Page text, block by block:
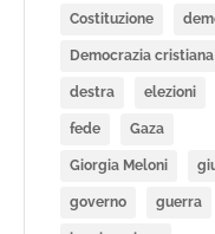
Costituzione
Democrazia cristiana
destra elezioni
fede Gaza
Giorgia Meloni
governo guerra